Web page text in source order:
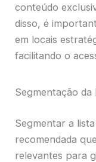
conteúdo
disso, é
em locais
facilitando o
Segmentação da
Segmentar a
recomendada
relevantes para